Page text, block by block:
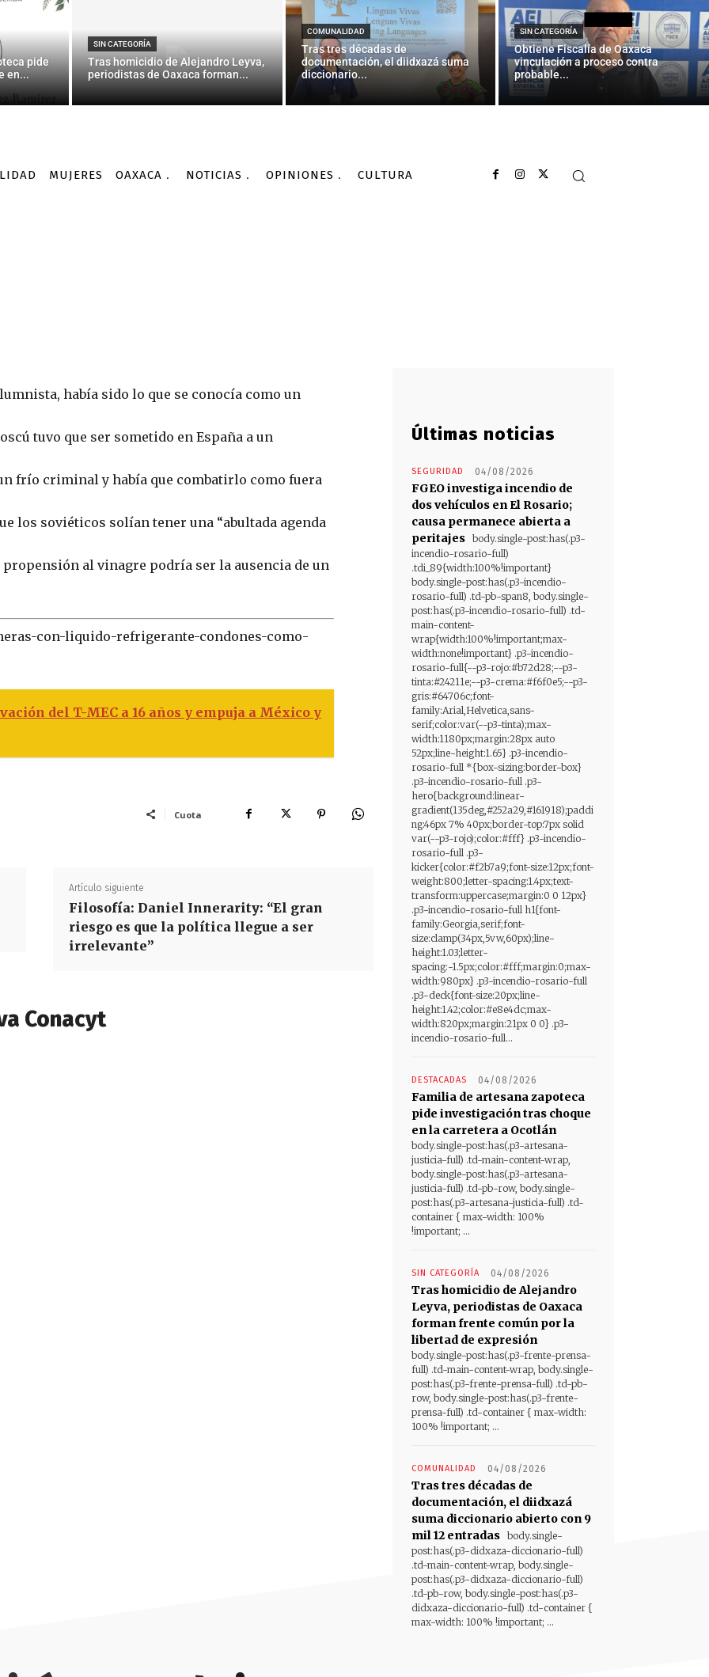
pide
en...
SIN CATEGORÍA
Tras homicidio de Alejandro Leyva,
periodistas de Oaxaca forman...
COMUNALIDAD
Tras tres décadas de
documentación, el diidxazá suma
diccionario...
SIN CATEGORÍA
Obtiene Fiscalía de Oaxaca
vinculación a proceso contra
probable...
MUJERES OAXACA NOTICIAS OPINIONES CULTURA
la URSS de Félix Bayón
AGENCIA INFORMATIVA CONACYT - 29/09/2015
había sido lo que se conocía como un
tuvo que ser sometido en España a un
frío criminal y había que combatirlo como fuera
los soviéticos solían tener una “abultada agenda
al vinagre podría ser la ausencia de un
con-liquido-refrigerante-condones-como-
del T-MEC a 16 años y empuja a México y
Cuota
Artículo siguiente
Filosofía: Daniel Innerarity: “El gran
riesgo es que la política llegue a ser
irrelevante”
Conacyt
Últimas noticias
SEGURIDAD 04/08/2026
FGEO investiga incendio de
dos vehículos en El Rosario;
causa permanece abierta a
peritajes body.single-post:has(.p3-
incendio-rosario-full)
.tdi_89{width:100%!important}
body.single-post:has(.p3-incendio-
rosario-full) .td-pb-span8, body.single-
post:has(.p3-incendio-rosario-full) .td-
main-content-
wrap{width:100%!important;max-
width:none!important} .p3-incendio-
rosario-full{--p3-rojo:#b72d28;--p3-
tinta:#24211e;--p3-crema:#f6f0e5;--p3-
gris:#64706c;font-
family:Arial,Helvetica,sans-
serif;color:var(--p3-tinta);max-
width:1180px;margin:28px auto
52px;line-height:1.65} .p3-incendio-
rosario-full *{box-sizing:border-box}
.p3-incendio-rosario-full .p3-
hero{background:linear-
gradient(135deg,#252a29,#161918);paddi
ng:46px 7% 40px;border-top:7px solid
var(--p3-rojo);color:#fff} .p3-incendio-
rosario-full .p3-
kicker{color:#f2b7a9;font-size:12px;font-
weight:800;letter-spacing:1.4px;text-
transform:uppercase;margin:0 0 12px}
.p3-incendio-rosario-full h1{font-
family:Georgia,serif;font-
size:clamp(34px,5vw,60px);line-
height:1.03;letter-
spacing:-1.5px;color:#fff;margin:0;max-
width:980px} .p3-incendio-rosario-full
.p3-deck{font-size:20px;line-
height:1.42;color:#e8e4dc;max-
width:820px;margin:21px 0 0} .p3-
incendio-rosario-full...
DESTACADAS 04/08/2026
Familia de artesana zapoteca
pide investigación tras choque
en la carretera a Ocotlán
body.single-post:has(.p3-artesana-
justicia-full) .td-main-content-wrap,
body.single-post:has(.p3-artesana-
justicia-full) .td-pb-row, body.single-
post:has(.p3-artesana-justicia-full) .td-
container { max-width: 100%
!important; ...
SIN CATEGORÍA 04/08/2026
Tras homicidio de Alejandro
Leyva, periodistas de Oaxaca
forman frente común por la
libertad de expresión
body.single-post:has(.p3-frente-prensa-
full) .td-main-content-wrap, body.single-
post:has(.p3-frente-prensa-full) .td-pb-
row, body.single-post:has(.p3-frente-
prensa-full) .td-container { max-width:
100% !important; ...
COMUNALIDAD 04/08/2026
Tras tres décadas de
documentación, el diidxazá
suma diccionario abierto con 9
mil 12 entradas body.single-
post:has(.p3-didxaza-diccionario-full)
.td-main-content-wrap, body.single-
post:has(.p3-didxaza-diccionario-full)
.td-pb-row, body.single-post:has(.p3-
didxaza-diccionario-full) .td-container {
max-width: 100% !important; ...